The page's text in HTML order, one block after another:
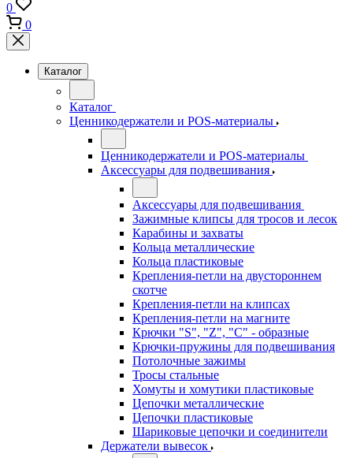
0
0
Каталог
Каталог
Ценникодержатели и POS-материалы
Ценникодержатели и POS-материалы
Аксессуары для подвешивания
Аксессуары для подвешивания
Зажимные клипсы для тросов и лесок
Карабины и захваты
Кольца металлические
Кольца пластиковые
Крепления-петли на двустороннем
скотче
Крепления-петли на клипсах
Крепления-петли на магните
Крючки "S", "Z", "C" - образные
Крючки-пружины для подвешивания
Потолочные зажимы
Тросы стальные
Хомуты и хомутики пластиковые
Цепочки металлические
Цепочки пластиковые
Шариковые цепочки и соединители
Держатели вывесок